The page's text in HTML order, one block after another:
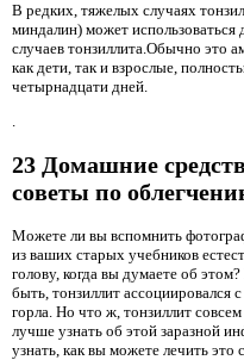
В редких, тяжелых случаях
миндалин) может
случаев тонзиллита.Обычно это
как дети, так и взрослые,
четырнадцати дней.
.
23 Домашние
советы по
Можете ли вы вспомнить
из ваших старых учебников
голову, когда вы думаете об
быть, тонзиллит
горла. Но что ж, тонзиллит
лучше узнать об этой заразной
узнать, как вы можете лечить